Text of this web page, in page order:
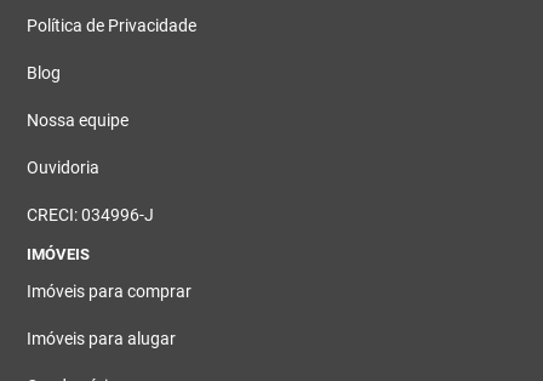
Política de Privacidade
Blog
Nossa equipe
Ouvidoria
CRECI: 034996-J
IMÓVEIS
Imóveis para comprar
Imóveis para alugar